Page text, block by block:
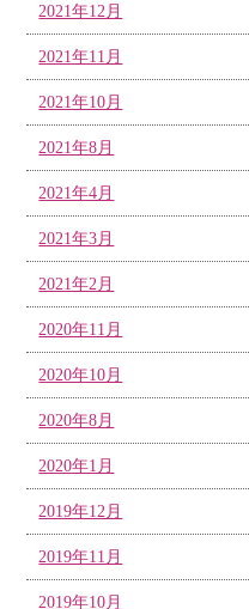
2021年12月
2021年11月
2021年10月
2021年8月
2021年4月
2021年3月
2021年2月
2020年11月
2020年10月
2020年8月
2020年1月
2019年12月
2019年11月
2019年10月